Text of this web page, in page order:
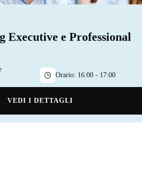
Executive e Professional
Orario: 16:00 - 17:00
VEDI I DETTAGLI